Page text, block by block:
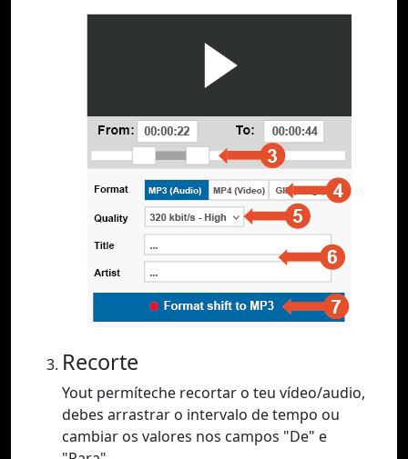
Recorte
Yout permíteche recortar o teu vídeo/audio,
debes arrastrar o intervalo de tempo ou
cambiar os valores nos campos "De" e